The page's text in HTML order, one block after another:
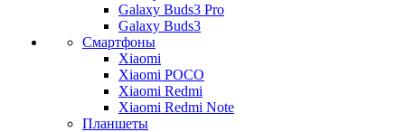
Galaxy Buds3 Pro
Galaxy Buds3
Смартфоны
Xiaomi
Xiaomi POCO
Xiaomi Redmi
Xiaomi Redmi Note
Планшеты